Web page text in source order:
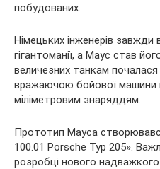
побудованих.
Німецьких інженерів завжди
гігантоманії, а Маус став
величезних танкам
вражаючою бойової машини
міліметровим знаряддям.
Прототип Мауса
100.01 Porsche Typ 205».
розробці нового